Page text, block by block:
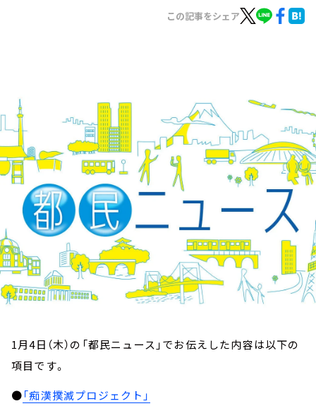
イベント・グッズ
YouTube
会社情報
この記事をシェア
1月4日（木）の「都民ニュース」でお伝えした内容は以下の
項目です。
●「痴漢撲滅プロジェクト」